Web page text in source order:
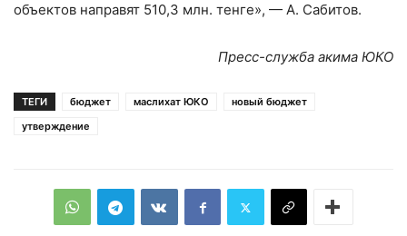
объектов направят 510,3 млн. тенге», — А. Сабитов.
Пресс-служба акима ЮКО
ТЕГИ бюджет маслихат ЮКО
новый бюджет
утверждение